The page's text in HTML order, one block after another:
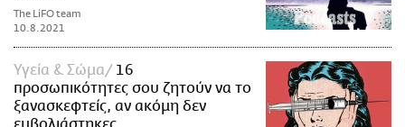
The LiFO team
10.8.2021
Υγεία & Σώμα
16
προσωπικότητες σου ζητούν να το
ξανασκεφτείς, αν ακόμη δεν